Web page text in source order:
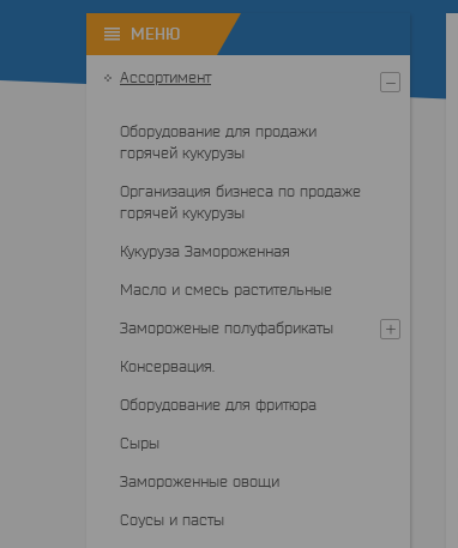
Ассортимент
Оборудование для продажи
горячей кукурузы
Организация бизнеса по продаже
горячей кукурузы
Кукуруза Замороженная
Масло и смесь растительные
Замороженые полуфабрикаты
Консервация.
Оборудование для фритюра
Сыры
Замороженные овощи
Соусы и пасты